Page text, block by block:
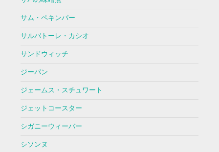
サム・ペキンパー
サルバトーレ・カシオ
サンドウィッチ
ジーパン
ジェームス・スチュワート
ジェットコースター
シガニーウィーバー
シソンヌ